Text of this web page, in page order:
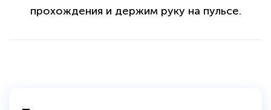
прохождения и держим руку на пульсе.